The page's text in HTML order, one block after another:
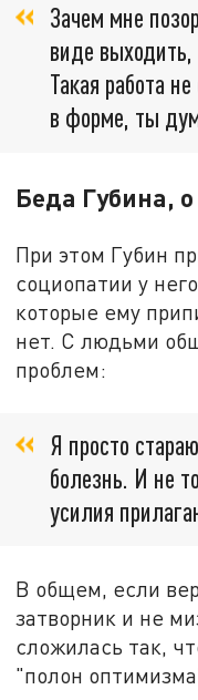
Зачем мне
виде выходить,
Такая работа
в форме, ты
Беда Губина,
При этом Губин
социопатии у
которые ему
нет. С людьми
проблем:
Я просто
болезнь. И не
усилия
В общем, если
затворник и не
сложилась так,
"полон